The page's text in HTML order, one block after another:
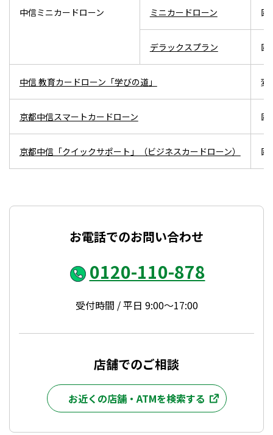
中信ミニカードローン ミニカードローン 固
デラックスプラン 固
中信 教育カードローン「学びの道」 変
京都中信スマートカードローン 固
京都中信「クイックサポート」（ビジネスカードローン） 固
お電話でのお問い合わせ
0120-110-878
受付時間 / 平日 9:00～17:00
店舗でのご相談
お近くの店舗・ATMを検索する